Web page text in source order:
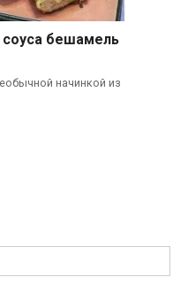
соуса бешамель
начинкой из